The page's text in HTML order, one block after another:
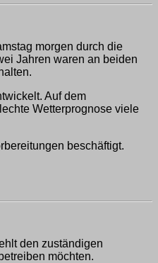
morgen durch die
Jahren waren an beiden
Auf dem
Wetterprognose viele
beschäftigt.
den zuständigen
möchten.